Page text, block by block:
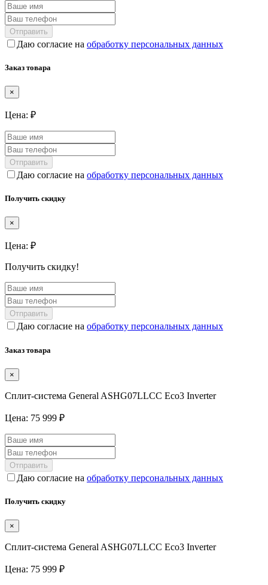
Отправить
Даю согласие на обработку персональных данных
Заказ товара
×
Цена: ₽
Отправить
Даю согласие на обработку персональных данных
Получить скидку
×
Цена: ₽
Получить скидку!
Отправить
Даю согласие на обработку персональных данных
Заказ товара
×
Сплит-система General ASHG07LLCC Eco3 Inverter
Цена: 75 999 ₽
Отправить
Даю согласие на обработку персональных данных
Получить скидку
×
Сплит-система General ASHG07LLCC Eco3 Inverter
Цена: 75 999 ₽